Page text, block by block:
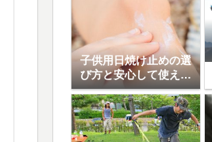
子供用日焼け止めの選
び方と安心して使える
日焼け止め5選